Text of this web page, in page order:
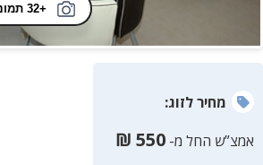
+32 תמונות
מחירלזוג:
אמצ”ש החל מ- 550
₪